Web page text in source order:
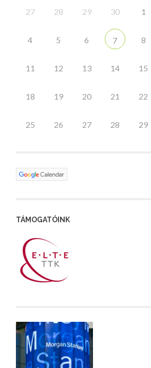
27 28 29 30 1
4 5 6 7 8
11 12 13 14 15
18 19 20 21 22
25 26 27 28 29
TÁMOGATÓINK